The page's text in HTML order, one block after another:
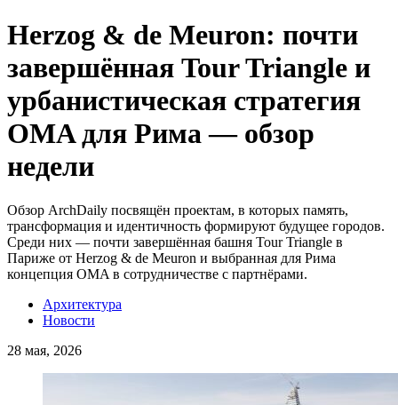
Herzog & de Meuron: почти
завершённая Tour Triangle и
урбанистическая стратегия
OMA для Рима — обзор
недели
Обзор ArchDaily посвящён проектам, в которых память,
трансформация и идентичность формируют будущее городов.
Среди них — почти завершённая башня Tour Triangle в
Париже от Herzog & de Meuron и выбранная для Рима
концепция OMA в сотрудничестве с партнёрами.
Архитектура
Новости
28 мая, 2026